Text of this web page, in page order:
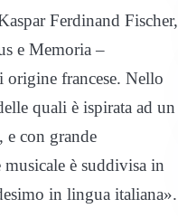
Ferdinand Fischer,
e Memoria –
origine francese. Nello
quali è ispirata ad un
e con grande
è suddivisa in
in lingua italiana».